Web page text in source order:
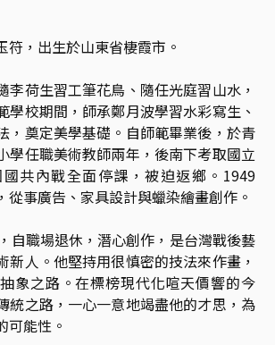
符，出生於山東省棲霞市。
李荷生習工筆花鳥、隨任光庭習山水，
學校期間，師承鄭月波學習水彩寫生、
，奠定美學基礎。自師範畢業後，於青
學任職美術教師兩年，後南下考取國立
共內戰全面停課，被迫返鄉。1949
從事廣告、家具設計與蠟染繪畫創作。
自職場退休，潛心創作，是台灣戰後藝
新人。他堅持用很慎密的技法來作畫，
象之路。在標榜現代化喧天價響的今
統之路，一心一意地竭盡他的才思，為